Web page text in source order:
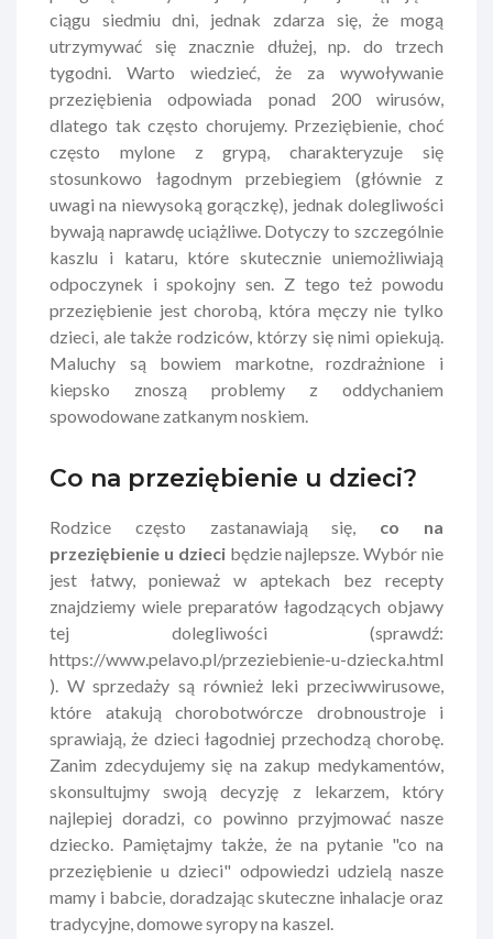
ciągu siedmiu dni, jednak zdarza się, że mogą
utrzymywać się znacznie dłużej, np. do trzech
tygodni. Warto wiedzieć, że za wywoływanie
przeziębienia odpowiada ponad 200 wirusów,
dlatego tak często chorujemy. Przeziębienie, choć
często mylone z grypą, charakteryzuje się
stosunkowo łagodnym przebiegiem (głównie z
uwagi na niewysoką gorączkę), jednak dolegliwości
bywają naprawdę uciążliwe. Dotyczy to szczególnie
kaszlu i kataru, które skutecznie uniemożliwiają
odpoczynek i spokojny sen. Z tego też powodu
przeziębienie jest chorobą, która męczy nie tylko
dzieci, ale także rodziców, którzy się nimi opiekują.
Maluchy są bowiem markotne, rozdrażnione i
kiepsko znoszą problemy z oddychaniem
spowodowane zatkanym noskiem.
Co na przeziębienie u dzieci?
Rodzice często zastanawiają się, co na
przeziębienie u dzieci będzie najlepsze. Wybór nie
jest łatwy, ponieważ w aptekach bez recepty
znajdziemy wiele preparatów łagodzących objawy
tej dolegliwości (sprawdź:
https://www.pelavo.pl/przeziebienie-u-dziecka.html
). W sprzedaży są również leki przeciwwirusowe,
które atakują chorobotwórcze drobnoustroje i
sprawiają, że dzieci łagodniej przechodzą chorobę.
Zanim zdecydujemy się na zakup medykamentów,
skonsultujmy swoją decyzję z lekarzem, który
najlepiej doradzi, co powinno przyjmować nasze
dziecko. Pamiętajmy także, że na pytanie "co na
przeziębienie u dzieci" odpowiedzi udzielą nasze
mamy i babcie, doradzając skuteczne inhalacje oraz
tradycyjne, domowe syropy na kaszel.